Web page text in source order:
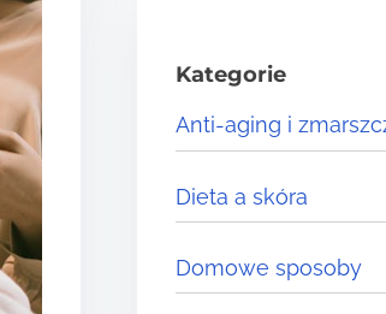
H
r
e
.
.
.
Kategorie
Anti-aging i
Dieta a skóra
Domowe sposoby